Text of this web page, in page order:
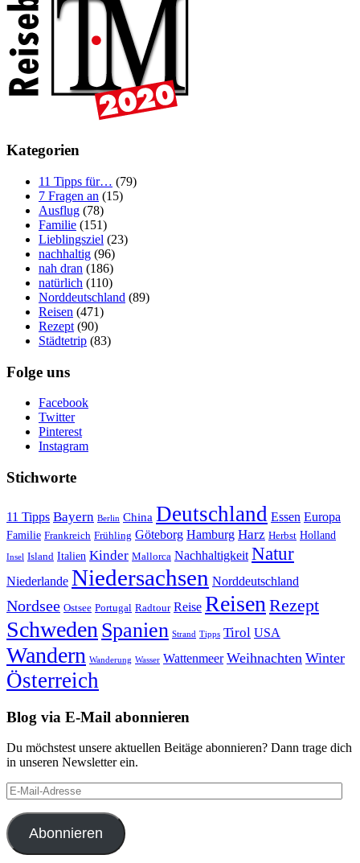
Kategorien
11 Tipps für… (79)
7 Fragen an (15)
Ausflug (78)
Familie (151)
Lieblingsziel (23)
nachhaltig (96)
nah dran (186)
natürlich (110)
Norddeutschland (89)
Reisen (471)
Rezept (90)
Städtetrip (83)
Folge uns
Facebook
Twitter
Pinterest
Instagram
Stichworte
11 Tipps Bayern Berlin China Deutschland Essen Europa
Familie Frankreich Frühling Göteborg Hamburg Harz Herbst Holland
Insel Island Italien Kinder Mallorca Nachhaltigkeit Natur
Niederlande Niedersachsen Norddeutschland
Nordsee Ostsee Portugal Radtour Reise Reisen Rezept
Schweden Spanien Strand Tipps Tirol USA
Wandern Wanderung Wasser Wattenmeer Weihnachten Winter
Österreich
Blog via E-Mail abonnieren
Du möchstest unsere aktuellen Beitäge abonnieren? Dann trage dich
in unseren Newsletter ein.
E-
Mail-
Adresse
Abonnieren